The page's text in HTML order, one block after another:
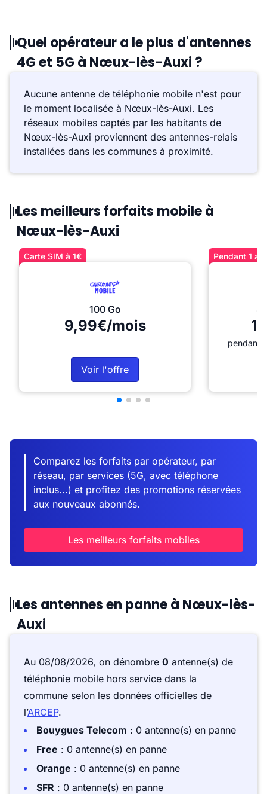
Quel opérateur a le plus d'antennes
4G et 5G à Nœux-lès-Auxi ?
Aucune antenne de téléphonie mobile n'est pour
le moment localisée à Nœux-lès-Auxi. Les
réseaux mobiles captés par les habitants de
Nœux-lès-Auxi proviennent des antennes-relais
installées dans les communes à proximité.
Les meilleurs forfaits mobile à
Nœux-lès-Auxi
Carte SIM à 1€
100 Go
9,99€/mois
Voir l'offre
Pendant 1
pendant
Comparez les forfaits par opérateur, par
réseau, par services (5G, avec téléphone
inclus...) et profitez des promotions réservées
aux nouveaux abonnés.
Les meilleurs forfaits mobiles
Les antennes en panne à Nœux-lès-
Auxi
Au 08/08/2026, on dénombre 0 antenne(s) de
téléphonie mobile hors service dans la
commune selon les données officielles de
l’ARCEP.
Bouygues Telecom : 0 antenne(s) en panne
Free : 0 antenne(s) en panne
Orange : 0 antenne(s) en panne
SFR : 0 antenne(s) en panne